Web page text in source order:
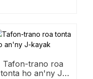
Tafon-trano roa
tonta ho an'ny J-